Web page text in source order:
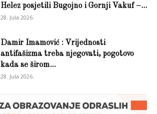
Helez posjetili Bugojno i Gornji Vakuf –...
28. Jula 2026.
Damir Imamović : Vrijednosti
antifašizma treba njegovati, pogotovo
kada se širom...
28. Jula 2026.